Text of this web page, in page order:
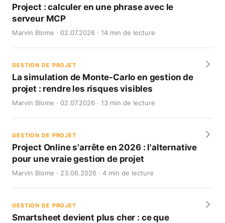
Project : calculer en une phrase avec le
serveur MCP
Marvin Blome · 02.07.2026 · 14 min de lecture
GESTION DE PROJET
La simulation de Monte-Carlo en gestion de
projet : rendre les risques visibles
Marvin Blome · 02.07.2026 · 13 min de lecture
GESTION DE PROJET
Project Online s'arrête en 2026 : l'alternative
pour une vraie gestion de projet
Marvin Blome · 23.06.2026 · 4 min de lecture
GESTION DE PROJET
Smartsheet devient plus cher : ce que